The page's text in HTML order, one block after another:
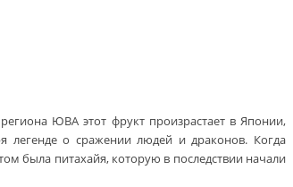
ЮВА этот фрукт произрастает в Японии,
легенде о сражении людей и драконов. Когда
была питахайя, которую в последствии начали